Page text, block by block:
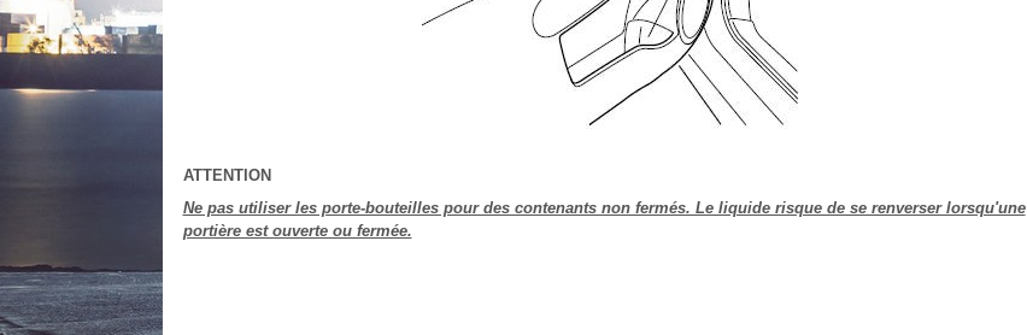
ATTENTION
Ne pas utiliser les porte-bouteilles pour des contenants non fermés. Le liquide risque de se renverser lorsqu'une
portière est ouverte ou fermée.